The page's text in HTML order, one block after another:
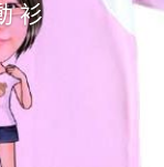
衫